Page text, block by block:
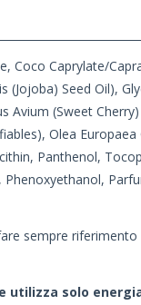
Coco Caprylate/
(Jojoba) Seed Oil),
Avium (Sweet
Olea
Panthenol,
sempre
solo